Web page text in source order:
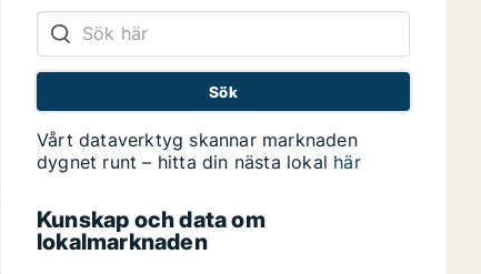
Vårt dataverktyg skannar marknaden
dygnet runt – hitta din nästa lokal här
Kunskap och data om
lokalmarknaden